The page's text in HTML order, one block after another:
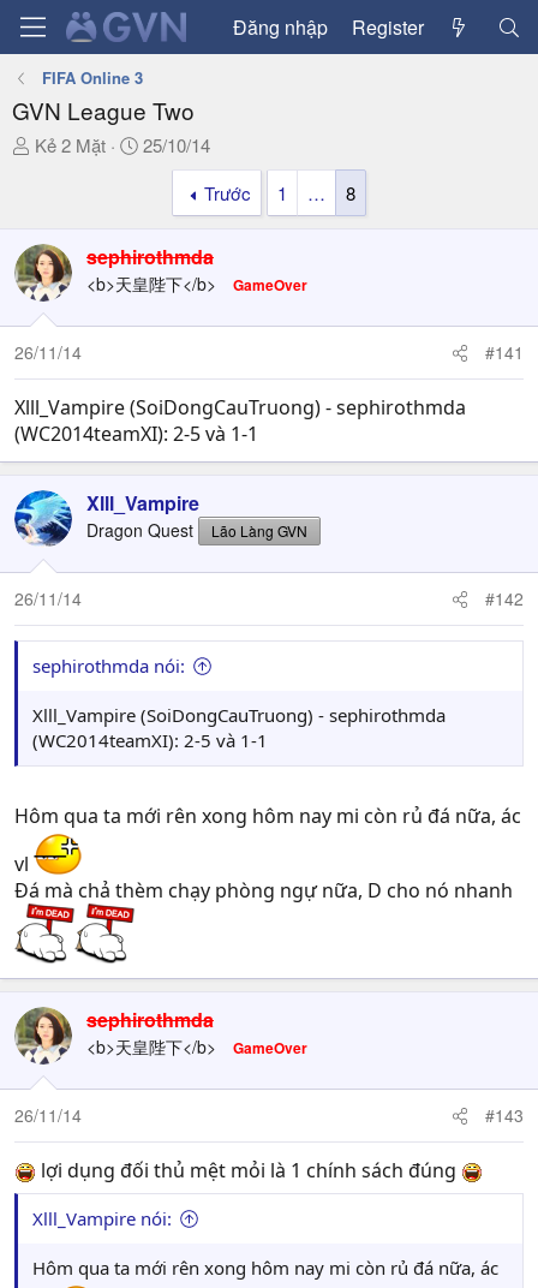
Đăng nhập Register
FIFA Online 3
GVN League Two
T
a
d
s
t
a
t
e
r
Kẻ 2 Mặt
N
ử
i
25/10/14
Trước
1 … 8
sephirothmda
<b>天皇陛下</b> GameOver
26/11/14 #141
Xlll_Vampire (SoiDongCauTruong) - sephirothmda
(WC2014teamXI): 2-5 và 1-1
Xlll_Vampire
Dragon Quest Lão Làng GVN
26/11/14 #142
sephirothmda nói:
Xlll_Vampire (SoiDongCauTruong) - sephirothmda
(WC2014teamXI): 2-5 và 1-1
Hôm qua ta mới rên xong hôm nay mi còn rủ đá nữa, ác
vl
Đá mà chả thèm chạy phòng ngự nữa, D cho nó nhanh
sephirothmda
<b>天皇陛下</b> GameOver
26/11/14 #143
lợi dụng đối thủ mệt mỏi là 1 chính sách đúng
Xlll_Vampire nói:
Hôm qua ta mới rên xong hôm nay mi còn rủ đá nữa, ác